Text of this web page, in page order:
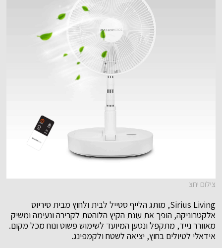
צילום יחצ
Sirius Living, מותג הלייף סטייל לבית ולחוץ מבית סיריוס
אלקטרוניקה, הופך את עונת הקיץ הלוהטת לקרירה ונעימה ומשיק
מאוורר נייד, מתקפל ונטען המיועד לשימוש פשוט ונוח מכל מקום.
אידאלי לטיולים בחוץ, יציאה לשטח ולקמפינג.